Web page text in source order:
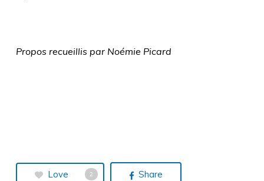
Propos recueillis par Noémie Picard
Love 2 Share